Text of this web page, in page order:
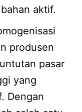
aktif.
produsen
pasar
yang
Dengan